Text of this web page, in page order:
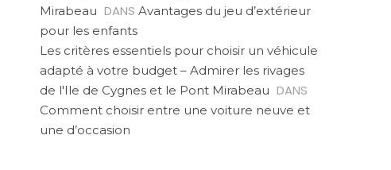
Mirabeau DANS Avantages du jeu d’extérieur
pour les enfants
Les critères essentiels pour choisir un véhicule
adapté à votre budget – Admirer les rivages
de l'Ile de Cygnes et le Pont Mirabeau DANS
Comment choisir entre une voiture neuve et
une d’occasion